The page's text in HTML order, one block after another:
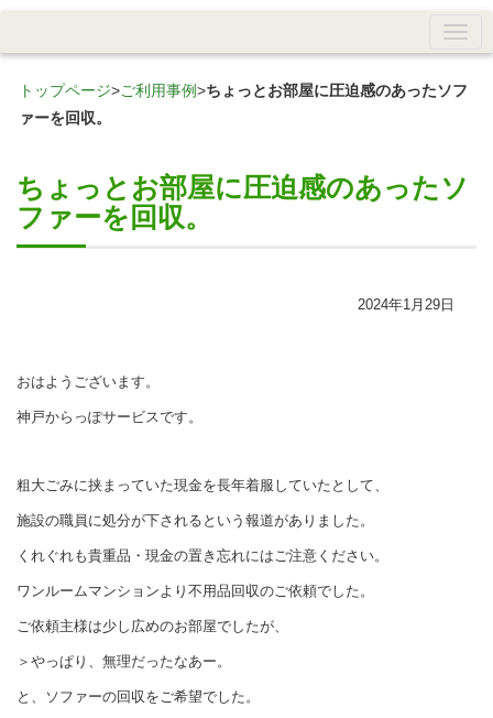
トップページ>ご利用事例>ちょっとお部屋に圧迫感のあったソフ
ァーを回収。
ちょっとお部屋に圧迫感のあったソ
ファーを回収。
2024年1月29日
おはようございます。
神戸からっぽサービスです。
粗大ごみに挟まっていた現金を長年着服していたとして、
施設の職員に処分が下されるという報道がありました。
くれぐれも貴重品・現金の置き忘れにはご注意ください。
ワンルームマンションより不用品回収のご依頼でした。
ご依頼主様は少し広めのお部屋でしたが、
＞やっぱり、無理だったなあー。
と、ソファーの回収をご希望でした。